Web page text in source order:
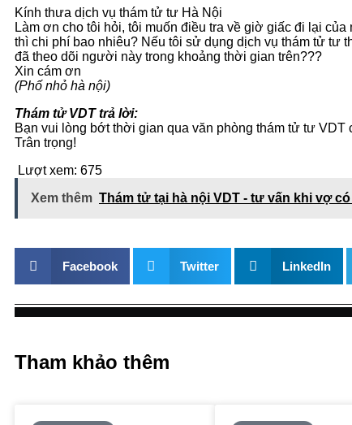
Kính thưa dịch vụ thám tử tư Hà Nội
Làm ơn cho tôi hỏi, tôi muốn điều tra về giờ giấc đi lại
thì chi phí bao nhiêu? Nếu tôi sử dụng dịch vụ thám tử tư
đã theo dõi người này trong khoảng thời gian trên???
Xin cám ơn
(Phố nhỏ hà nội)
Thám tử VDT trả lời:
Bạn vui lòng bớt thời gian qua văn phòng thám tử tư VDT
Trân trọng!
Lượt xem: 675
Xem thêm Thám tử tại hà nội VDT - tư vấn khi vợ
Facebook Twitter LinkedIn
Tham khảo thêm